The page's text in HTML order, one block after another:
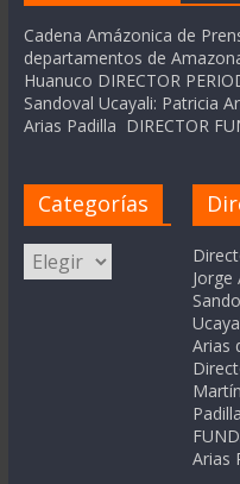
Cadena Amázonica de
departamentos de
Huanuco DIRECTOR
Sandoval Ucayali: Patricia
Arias Padilla DIRECTOR
Categorías
Categorías
Jorge
Arias
Arias